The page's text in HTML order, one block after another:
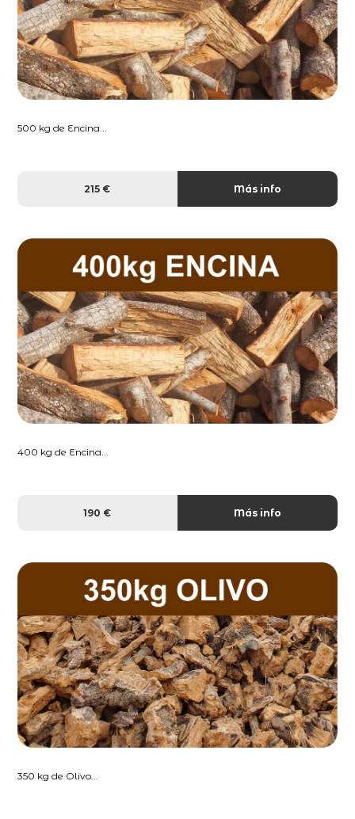
500 kg de Encina...
215 € Más info
400 kg de Encina...
190 € Más info
350 kg de Olivo...